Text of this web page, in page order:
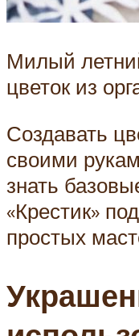
Милый
цветок из
Создавать
своими
знать
«Крестик»
простых